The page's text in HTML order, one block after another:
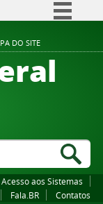
DO SITE
BR
Acesso aos Sistemas
Fala.BR Contatos